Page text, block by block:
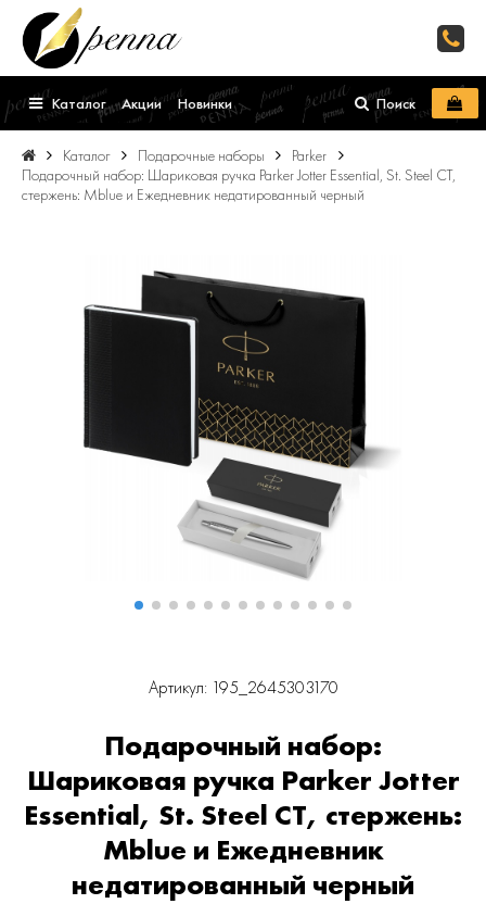
Каталог Акции Новинки Поиск
Каталог Подарочные наборы
Parker
Подарочный набор: Шариковая ручка Parker Jotter Essential, St. Steel СT,
стержень: Mblue и Ежедневник недатированный черный
Артикул: 195_2645303170
Подарочный набор:
Шариковая ручка Parker Jotter
Essential, St. Steel СT, стержень:
Mblue и Ежедневник
недатированный черный